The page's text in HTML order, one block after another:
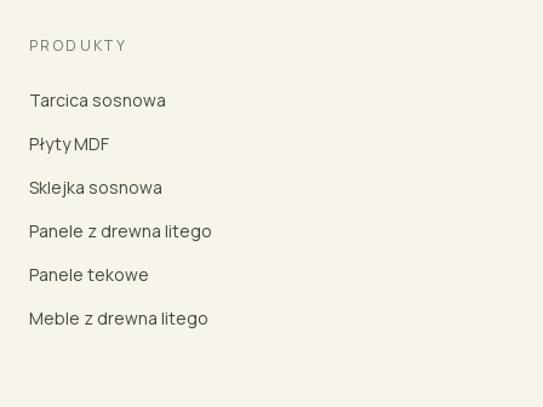
PRODUKTY
Tarcica sosnowa
Płyty MDF
Sklejka sosnowa
Panele z drewna litego
Panele tekowe
Meble z drewna litego